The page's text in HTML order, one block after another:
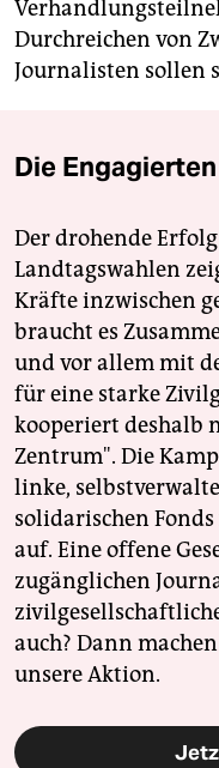
Durchreichen von
Journalisten sollen
Die
Der drohende
Landtagswahlen
Kräfte inzwischen
braucht es
und vor allem mit
für eine starke
kooperiert deshalb
Zentrum". Die
linke,
solidarischen
auf. Eine offene
zugänglichen
auch? Dann
unsere Aktion.